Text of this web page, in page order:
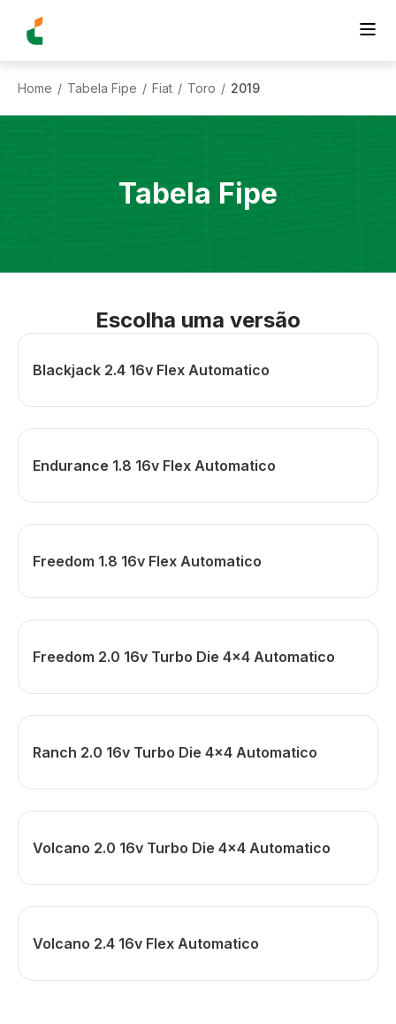
Home / Tabela Fipe / Fiat / Toro / 2019
Tabela Fipe
Escolha uma versão
Blackjack 2.4 16v Flex Automatico
Endurance 1.8 16v Flex Automatico
Freedom 1.8 16v Flex Automatico
Freedom 2.0 16v Turbo Die 4x4 Automatico
Ranch 2.0 16v Turbo Die 4x4 Automatico
Volcano 2.0 16v Turbo Die 4x4 Automatico
Volcano 2.4 16v Flex Automatico